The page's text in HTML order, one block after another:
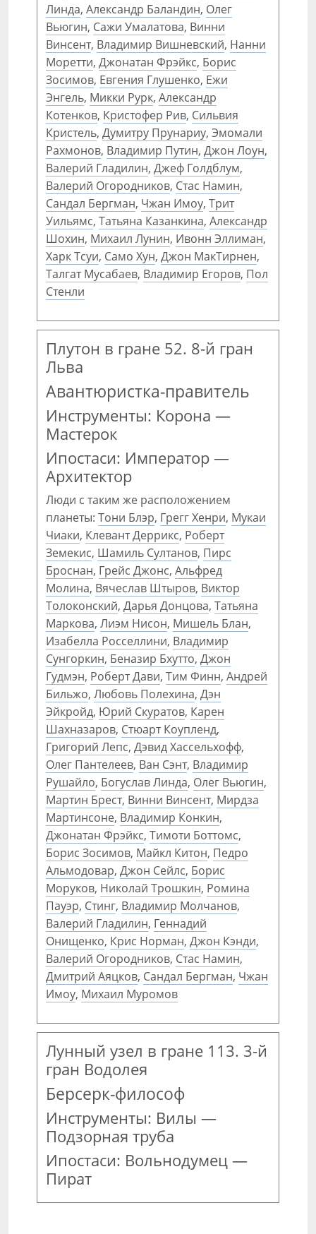
Линда, Александр Баландин, Олег
Вьюгин, Сажи Умалатова, Винни
Винсент, Владимир Вишневский, Нанни
Моретти, Джонатан Фрэйкс, Борис
Зосимов, Евгения Глушенко, Ежи
Энгель, Микки Рурк, Александр
Котенков, Кристофер Рив, Сильвия
Кристель, Думитру Прунариу, Эмомали
Рахмонов, Владимир Путин, Джон Лоун,
Валерий Гладилин, Джеф Голдблум,
Валерий Огородников, Стас Намин,
Сандал Бергман, Чжан Имоу, Трит
Уильямс, Татьяна Казанкина, Александр
Шохин, Михаил Лунин, Ивонн Эллиман,
Харк Тсуи, Само Хун, Джон МакТирнен,
Талгат Мусабаев, Владимир Егоров, Пол
Стенли
Плутон в гране 52. 8-й гран
Льва
Авантюристка-правитель
Инструменты: Корона —
Мастерок
Ипостаси: Император —
Архитектор
Люди с таким же расположением
планеты: Тони Блэр, Грегг Хенри, Мукаи
Чиаки, Клевант Деррикс, Роберт
Земекис, Шамиль Султанов, Пирс
Броснан, Грейс Джонс, Альфред
Молина, Вячеслав Штыров, Виктор
Толоконский, Дарья Донцова, Татьяна
Маркова, Лиэм Нисон, Мишель Блан,
Изабелла Росселлини, Владимир
Сунгоркин, Беназир Бхутто, Джон
Гудмэн, Роберт Дави, Тим Финн, Андрей
Бильжо, Любовь Полехина, Дэн
Эйкройд, Юрий Скуратов, Карен
Шахназаров, Стюарт Коупленд,
Григорий Лепс, Дэвид Хассельхофф,
Олег Пантелеев, Ван Сэнт, Владимир
Рушайло, Богуслав Линда, Олег Вьюгин,
Мартин Брест, Винни Винсент, Мирдза
Мартинсоне, Владимир Конкин,
Джонатан Фрэйкс, Тимоти Боттомс,
Борис Зосимов, Майкл Китон, Педро
Альмодовар, Джон Сейлс, Борис
Моруков, Николай Трошкин, Ромина
Пауэр, Стинг, Владимир Молчанов,
Валерий Гладилин, Геннадий
Онищенко, Крис Норман, Джон Кэнди,
Валерий Огородников, Стас Намин,
Дмитрий Аяцков, Сандал Бергман, Чжан
Имоу, Михаил Муромов
Лунный узел в гране 113. 3-й
гран Водолея
Берсерк-философ
Инструменты: Вилы —
Подзорная труба
Ипостаси: Вольнодумец —
Пират